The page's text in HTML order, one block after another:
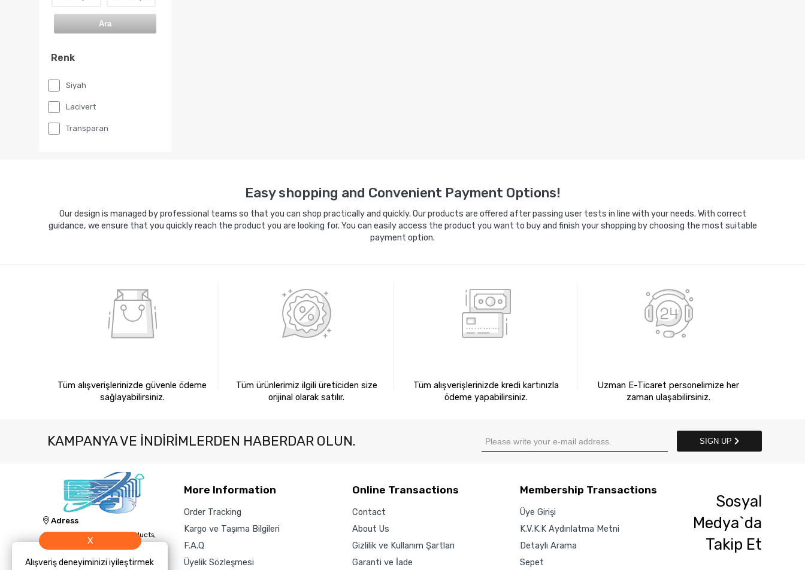
Ara
Renk
Siyah
Lacivert
Transparan
Easy shopping and Convenient Payment Options!
Our design is managed by professional teams so that you can shop practically and quickly. Our products are offered after passing user tests in line with your needs. With correct
guidance, we ensure that you quickly reach the product you are looking for. You can easily access the product you want to buy and finish your shopping by choosing the most suitable
payment option.
Tüm alışverişlerinizde güvenle ödeme
sağlayabilirsiniz.
Tüm ürünlerimiz ilgili üreticiden size
orijinal olarak satılır.
Tüm alışverişlerinizde kredi kartınızla
ödeme yapabilirsiniz.
Uzman E-Ticaret personelimize her
zaman ulaşabilirsiniz.
KAMPANYA VE INDIRIMLERDEN HABERDAR OLUN. SIGN UP
Adress
Jacknology IT, Cleaning Products,
and Technology Sales and Supply
More Information
Order Tracking
Kargo ve Taşıma Bilgileri
F.A.Q
Üyelik Sözleşmesi
Online Transactions
Contact
About Us
Gizlilik ve Kullanım Şartları
Garanti ve İade
Membership Transactions
Üye Girişi
K.V.K.K Aydınlatma Metni
Detaylı Arama
Sepet
Sosyal
Medya`da
Takip Et
X
Alışveriş deneyiminizi iyileştirmek